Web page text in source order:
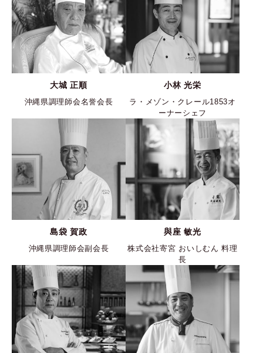
大城 正順
沖縄県調理師会名誉会長
小林 光栄
ラ・メゾン・クレール1853オ
ーナーシェフ
島袋 賀政
沖縄県調理師会副会長
與座 敏光
株式会社寄宮 おいしむん 料理
長